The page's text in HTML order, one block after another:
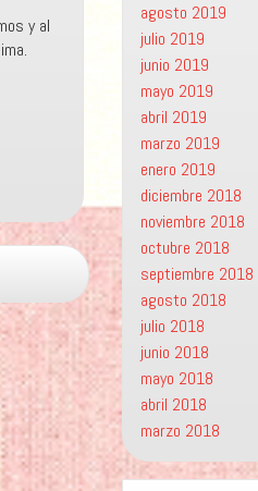
y al
agosto 2019
julio 2019
junio 2019
mayo 2019
abril 2019
marzo 2019
enero 2019
diciembre 2018
noviembre 2018
octubre 2018
septiembre 2018
agosto 2018
julio 2018
junio 2018
mayo 2018
abril 2018
marzo 2018